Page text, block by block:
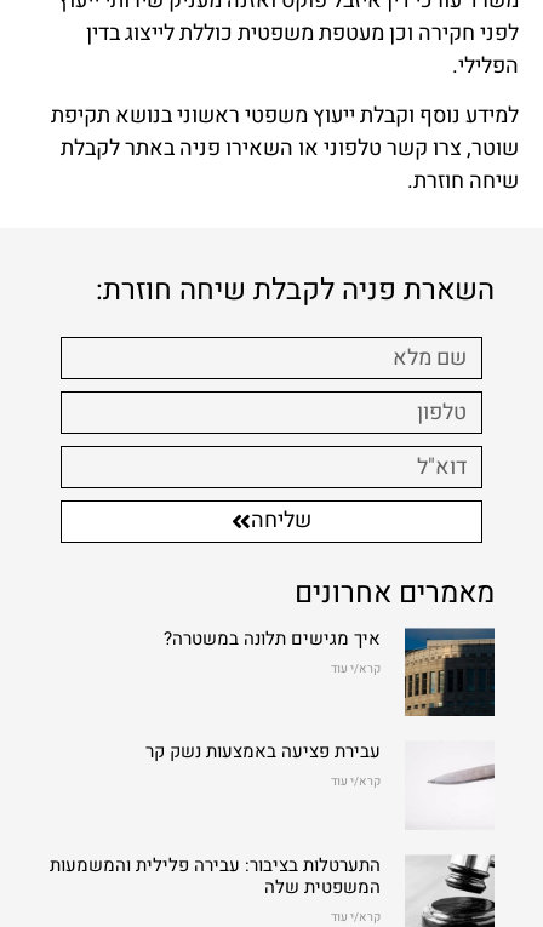
לפני חקירה וכן מעטפת משפטית כוללת לייצוג בדין
הפלילי.
למידע נוסף וקבלת ייעוץ משפטי ראשוני בנושא תקיפת
שוטר, צרו קשר טלפוני או השאירו פניה באתר לקבלת
שיחה חוזרת.
השארת פניה לקבלת שיחה חוזרת:
שליחה
מאמרים אחרונים
איך מגישים תלונה במשטרה?
קרא/י עוד
עבירת פציעה באמצעות נשק קר
קרא/י עוד
התערטלות בציבור: עבירה פלילית והמשמעות
המשפטית שלה
קרא/י עוד